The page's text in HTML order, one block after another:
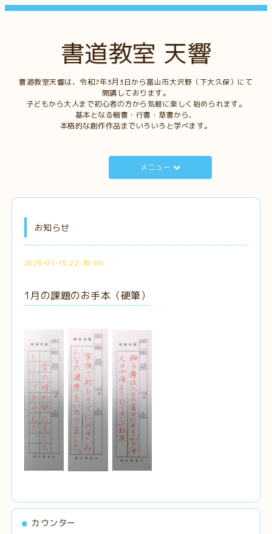
書道教室 天響
書道教室天響は、令和7年3月3日から富山市大沢野（下大久保）にて
開講しております。
子どもから大人まで初心者の方から気軽に楽しく始められます。
基本となる楷書・行書・草書から、
本格的な創作作品までいろいろと学べます。
メニュー
お知らせ
2025-01-15 22:38:00
1月の課題のお手本（硬筆）
カウンター